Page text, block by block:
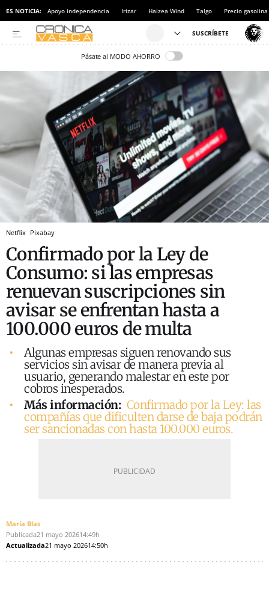
ES NOTICIA: Apoyo independencia Irizar Haizea Wind Talgo Precio gasolina
Pásate al MODO AHORRO
Netflix Pixabay
Confirmado por la Ley de
Consumo: si las empresas
renuevan suscripciones sin
avisar se enfrentan hasta a
100.000 euros de multa
Algunas empresas siguen renovando sus
servicios sin avisar de manera previa al
usuario, generando malestar en este por
cobros inesperados.
Más información: Confirmado por la Ley: las
compañías que dificulten darse de baja podrán
ser sancionadas con hasta 100.000 euros.
María Blas
Publicada21 mayo 202614:49h
Actualizada21 mayo 202614:50h